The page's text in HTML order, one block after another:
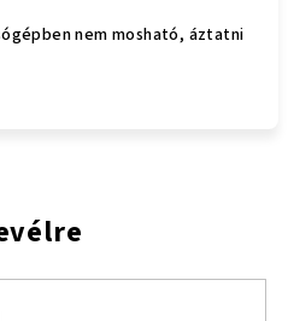
nem mosható, áztatni